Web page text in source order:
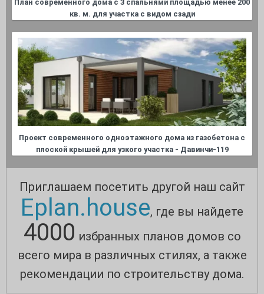
План современного дома с 3 спальнями площадью менее 200
кв. м. для участка с видом сзади
Проект современного одноэтажного дома из газобетона с
плоской крышей для узкого участка - Давинчи-119
Приглашаем посетить другой наш сайт
Eplan.house, где вы найдете
4000 избранных планов домов со
всего мира в различных стилях, а также
рекомендации по строительству дома.